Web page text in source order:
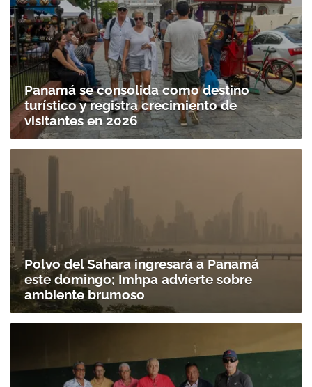
Panamá se consolida como destino
turístico y registra crecimiento de
visitantes en 2026
Polvo del Sahara ingresará a Panamá
este domingo; Imhpa advierte sobre
ambiente brumoso